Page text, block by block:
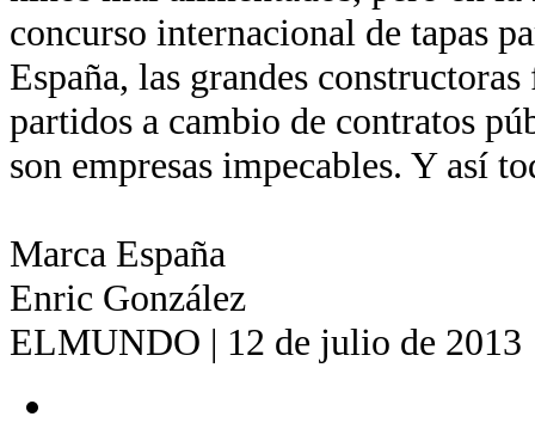
concurso internacional de tapas
España, las grandes
partidos a cambio de contratos
son empresas impecables. Y así
Marca España
Enric González
ELMUNDO | 12 de julio de 2013